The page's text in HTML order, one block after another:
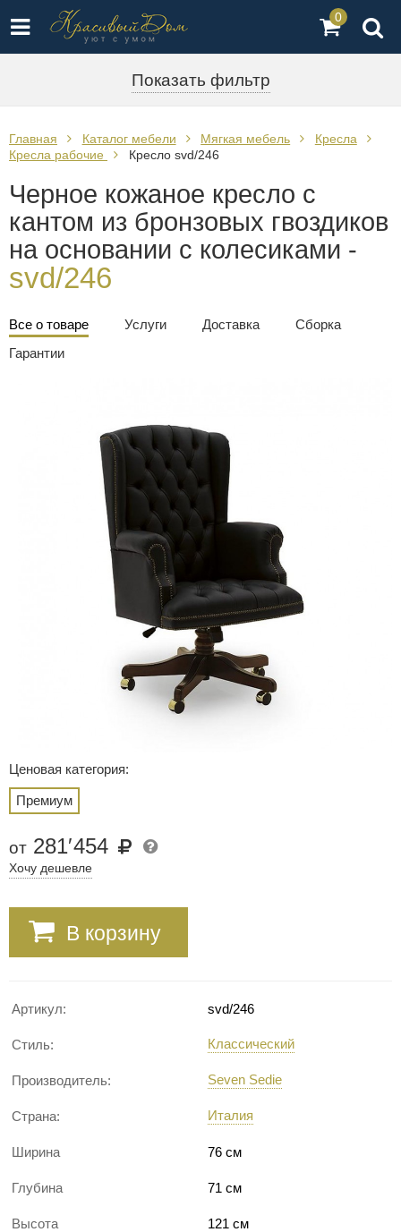
0
Показать фильтр
Главная Каталог мебели Мягкая мебель
Кресла
Кресла рабочие
Кресло svd/246
Черное кожаное кресло с
кантом из бронзовых гвоздиков
на основании с колесиками -
svd/246
Все о товаре Услуги Доставка
Сборка
Гарантии
Ценовая категория:
Премиум
от 281′454
Хочу дешевле
В корзину
Артикул: svd/246
Стиль: Классический
Производитель: Seven Sedie
Страна: Италия
Ширина 76 см
Глубина 71 см
Высота 121 см